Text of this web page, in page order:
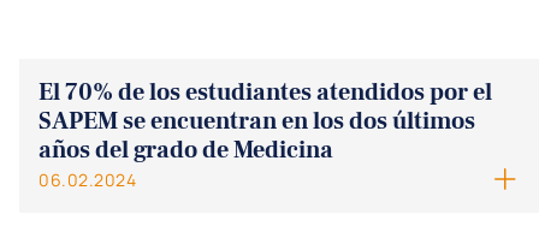
El 70% de los estudiantes atendidos por el
SAPEM se encuentran en los dos últimos
años del grado de Medicina
06.02.2024